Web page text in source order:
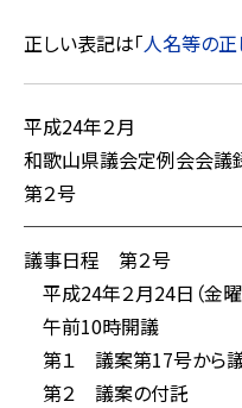
正しい表記は「人名等の
平成24年２月
和歌山県議会定例会会議
第２号
議事日程 第２号
平成24年２月24日（金曜
午前10時開議
第１ 議案第17号から議
第２ 議案の付託